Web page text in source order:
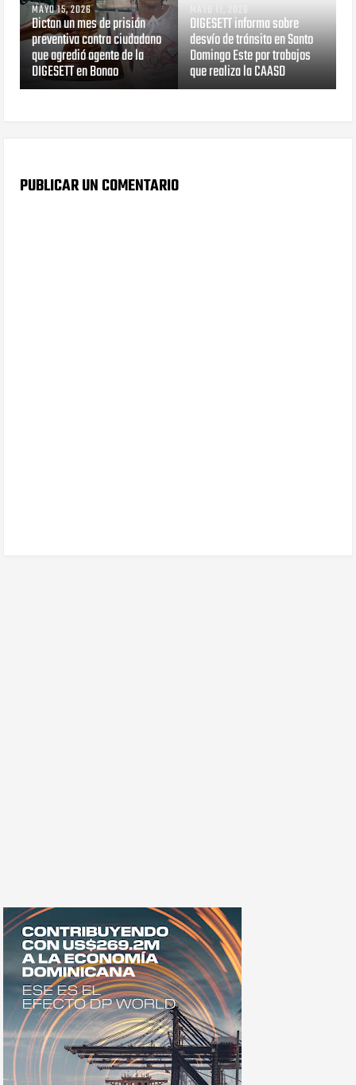
MAYO 15, 2026
Dictan un mes de prisión
preventiva contra ciudadano
que agredió agente de la
DIGESETT en Bonao
MAYO 11, 2026
DIGESETT informa sobre
desvío de tránsito en Santo
Domingo Este por trabajos
que realiza la CAASD
PUBLICAR UN COMENTARIO